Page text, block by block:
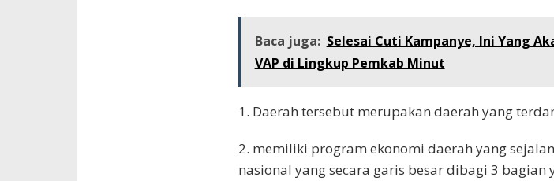
Baca juga: Selesai Cuti Kampanye, Ini Yang
VAP di Lingkup Pemkab Minut
1. Daerah tersebut merupakan daerah yang
2. memiliki program ekonomi daerah yang
nasional yang secara garis besar dibagi 3 bagian